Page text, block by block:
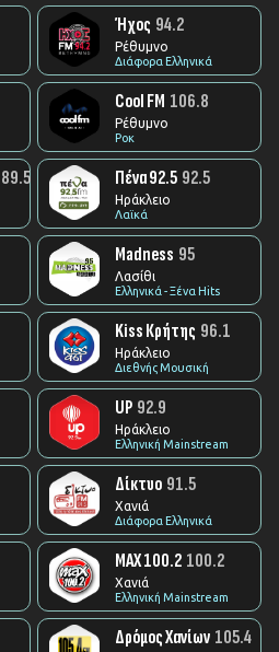
Ήχος 94.2
Ρέθυμνο
Διάφορα Ελληνικά
Cool FM 106.8
Ρέθυμνο
Ροκ
89.5 Πένα 92.5 92.5
Ηράκλειο
Λαϊκά
Madness 95
Λασίθι
Ελληνικά - Ξένα Hits
Kiss Κρήτης 96.1
Ηράκλειο
Διεθνής Μουσική
UP 92.9
Ηράκλειο
Ελληνική Mainstream
Δίκτυο 91.5
Χανιά
Διάφορα Ελληνικά
MAX 100.2 100.2
Χανιά
Ελληνική Mainstream
Δρόμος Χανίων 105.4